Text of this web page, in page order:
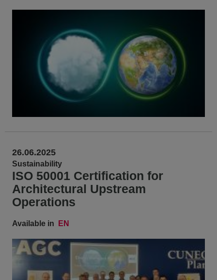
26.06.2025
Sustainability
ISO 50001 Certification for
Architectural Upstream
Operations
Available in EN